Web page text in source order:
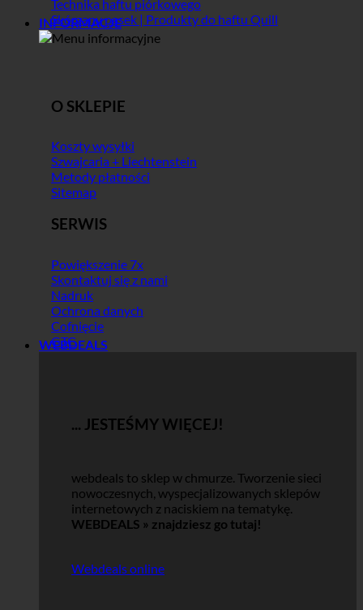
Technika haftu piórkowego
Skórzany pasek | Produkty do haftu Quill
INFORMACJE
O SKLEPIE
Koszty wysyłki
Szwajcaria + Liechtenstein
Metody płatności
Sitemap
SERWIS
Powiększenie 7x
Skontaktuj się z nami
Nadruk
Ochrona danych
Cofnięcie
GTC
WEBDEALS
... JESTEŚMY WIĘCEJ!
webdeals to sklep w chmurze. Tworzenie sieci
nowoczesnych, wyspecjalizowanych sklepów
internetowych z naciskiem na tematykę.
WEBDEALS » znajdziesz go tutaj!
Webdeals online